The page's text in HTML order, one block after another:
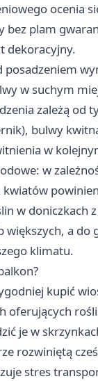
ocenia
bez plam
dekoracyjny.
posadzeniem
w suchym
zależą od
bulwy
w
w
w doniczkach
większych, a do
klimatu.
kupić
oferujących
je w
rozwiniętą
stres